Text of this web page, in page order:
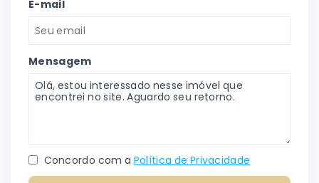
E-mail
Mensagem
Concordo com a Política de Privacidade